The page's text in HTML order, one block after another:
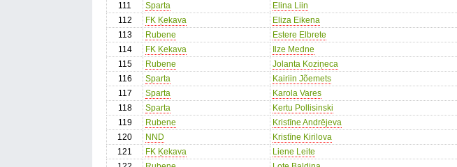
111
Sparta Elina Liin
112
FK Ķekava Eliza Eikena
113
Rubene Estere Elbrete
114
FK Ķekava Ilze Medne
115
Rubene Jolanta Koziņeca
116
Sparta Kairiin Jõemets
117
Sparta Karola Vares
118
Sparta Kertu Pollisinski
119
Rubene Kristīne Andrējeva
120
NND Kristīne Kirilova
121
FK Ķekava Liene Leite